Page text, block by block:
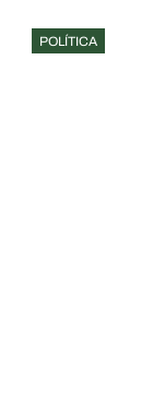
POLÍTICA